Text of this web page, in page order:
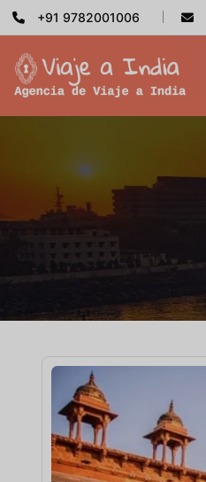
+91 9782001006